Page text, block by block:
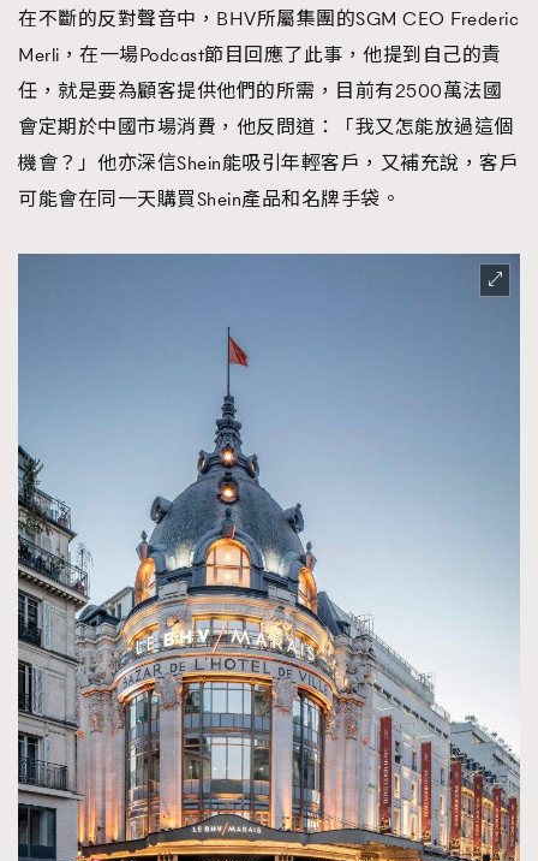
AFrenchMind
DressLikeAParisienne
EmpowerF
FashionWeek FigaroAesthetic
在不斷的反對聲音中，BHV所屬集團的SGM CEO Frederic
Merli，在一場Podcast節目回應了此事，他提到自己的責
任，就是要為顧客提供他們的所需，目前有2500萬法國
會定期於中國市場消費，他反問道：「我又怎能放過這個
機會？」他亦深信Shein能吸引年輕客戶，又補充說，客戶
可能會在同一天購買Shein產品和名牌手袋。